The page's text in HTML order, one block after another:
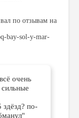
по отзывам на
bay-sol-y-mar-
очень
сильные
по-